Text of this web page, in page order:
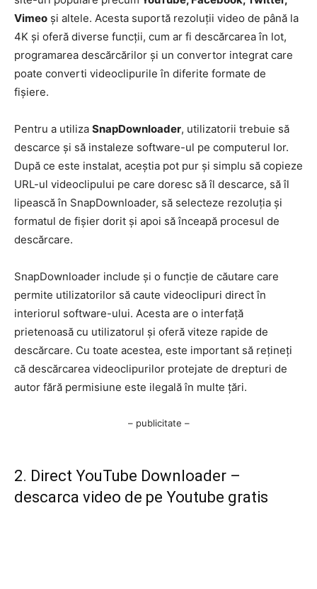
Vimeo și altele. Acesta suportă rezoluții video de până la
4K și oferă diverse funcții, cum ar fi descărcarea în lot,
programarea descărcărilor și un convertor integrat care
poate converti videoclipurile în diferite formate de
fișiere.
Pentru a utiliza SnapDownloader, utilizatorii trebuie să
descarce și să instaleze software-ul pe computerul lor.
După ce este instalat, aceștia pot pur și simplu să copieze
URL-ul videoclipului pe care doresc să îl descarce, să îl
lipească în SnapDownloader, să selecteze rezoluția și
formatul de fișier dorit și apoi să înceapă procesul de
descărcare.
SnapDownloader include și o funcție de căutare care
permite utilizatorilor să caute videoclipuri direct în
interiorul software-ului. Acesta are o interfață
prietenoasă cu utilizatorul și oferă viteze rapide de
descărcare. Cu toate acestea, este important să rețineți
că descărcarea videoclipurilor protejate de drepturi de
autor fără permisiune este ilegală în multe țări.
– publicitate –
2. Direct YouTube Downloader –
descarca video de pe Youtube gratis